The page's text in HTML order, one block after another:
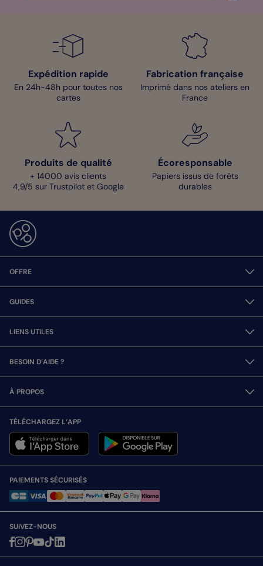
Expédition rapide
En 24h-48h pour toutes nos
cartes
Fabrication française
Imprimé dans nos ateliers en
France
Produits de qualité
+ 14000 avis clients
4,9/5 sur Trustpilot et Google
Écoresponsable
Papiers issus de forêts
durables
OFFRE
GUIDES
LIENS UTILES
BESOIN D’AIDE ?
À PROPOS
TÉLÉCHARGEZ L’APP
PAIEMENTS SÉCURISÉS
SUIVEZ-NOUS